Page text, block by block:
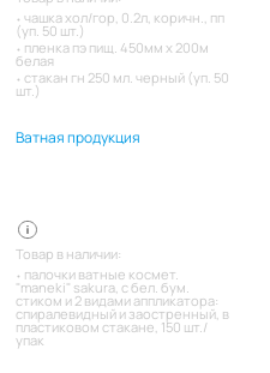
чашка хол/гор, 0.2л, коричн., пп
(уп. 50 шт.)
пленка пэ пищ. 450мм х 200м
белая
стакан гн 250 мл. черный (уп. 50
шт.)
Ватная продукция
Товар в наличии:
палочки ватные космет.
"maneki" sakura, с бел. бум.
стиком и 2 видами аппликатора:
спиралевидный и заостренный, в
пластиковом стакане, 150 шт./
упак